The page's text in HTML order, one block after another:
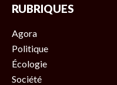
RUBRIQUES
Agora
Politique
Écologie
Société